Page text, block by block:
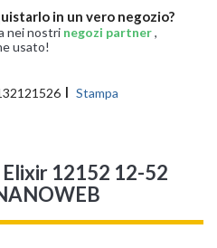
in un vero negozio?
nei nostri negozi partner,
usato!
Stampa
12152 12-52